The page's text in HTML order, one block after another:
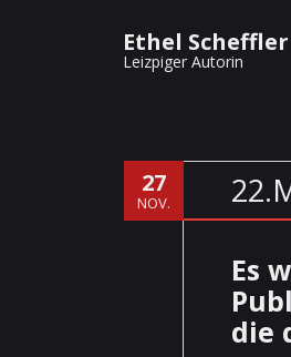
Ethel Scheffler
Leizpiger Autorin
27
NOV.
Es
die